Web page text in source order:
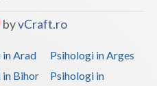
byvCraft.ro
in Arad
Psihologi in Arges
in Bihor
Psihologi in